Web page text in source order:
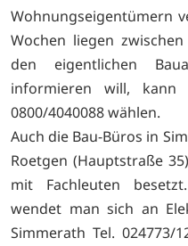
Wohnungseigentümern
Wochen liegen
den eigentlichen
informieren will, kann
0800/4040088 wählen.
Auch die Bau-Büros in
Roetgen (Hauptstraße
mit Fachleuten
wendet man sich an
Simmerath Tel. 024773/